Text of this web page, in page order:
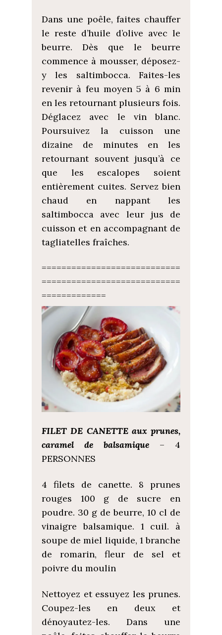
Dans une poêle, faites chauffer
le reste d’huile d’olive avec le
beurre. Dès que le beurre
commence à mousser, déposez-
y les saltimbocca. Faites-les
revenir à feu moyen 5 à 6 min
en les retournant plusieurs fois.
Déglacez avec le vin blanc.
Poursuivez la cuisson une
dizaine de minutes en les
retournant souvent jusqu’à ce
que les escalopes soient
entièrement cuites. Servez bien
chaud en nappant les
saltimbocca avec leur jus de
cuisson et en accompagnant de
tagliatelles fraîches.
============================
============================
=============
FILET DE CANETTE aux prunes,
caramel de balsamique – 4
PERSONNES
4 filets de canette. 8 prunes
rouges 100 g de sucre en
poudre. 30 g de beurre, 10 cl de
vinaigre balsamique. 1 cuil. à
soupe de miel liquide, 1 branche
de romarin, fleur de sel et
poivre du moulin
Nettoyez et essuyez les prunes.
Coupez-les en deux et
dénoyautez-les. Dans une